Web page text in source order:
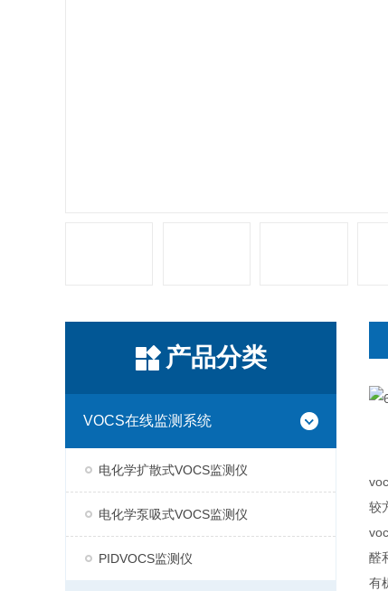
产品分类
VOCS在线监测系统
电化学扩散式VOCS监测仪
电化学泵吸式VOCS监测仪
PIDVOCS监测仪
较
醛
有